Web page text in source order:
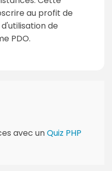
au profit de
de
PDO.
avec unQuiz PHP